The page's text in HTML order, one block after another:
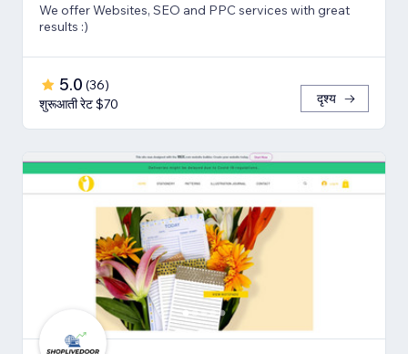
We offer Websites, SEO and PPC services with great
results :)
5.0 (36)
शुरूआती रेट $70
दृश्य